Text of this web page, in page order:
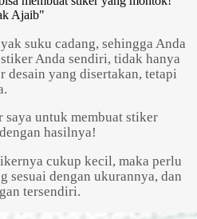
suku cadang, sehingga Anda
Anda sendiri, tidak hanya
desain yang disertakan, tetapi
saya untuk membuat stiker
hasilnya!
cukup kecil, maka perlu
sesuai dengan ukurannya, dan
tersendiri.